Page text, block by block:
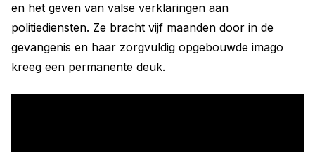
en het geven van valse verklaringen aan
politiediensten. Ze bracht vijf maanden door in de
gevangenis en haar zorgvuldig opgebouwde imago
kreeg een permanente deuk.